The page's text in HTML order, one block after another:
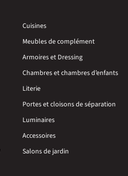
Cuisines
Meubles de complément
Armoires et Dressing
Chambres et chambres d’enfants
Literie
Portes et cloisons de séparation
Luminaires
Accessoires
Salons de jardin